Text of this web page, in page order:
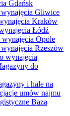
Gdańsk
Gliwice
Kraków
Łódź
Opole
Rzeszów
wynajęcia
do
i hale na
umów najmu
Baza